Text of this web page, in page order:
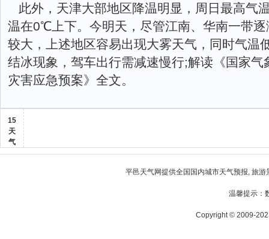
此外，天津大部地区降温明显，周日最高气
温在0℃上下。今明天，尽管江南、华南一带
较大，上述地区容易出现大雾天气，同时气温
结冰现象，驾车出行需减速慢行;解读《国家
灾害应急预案》全文。
15
天
气
平邑天气网提供全国国内城市天气预报, 旅游
温馨提示：
Copyright © 2009-